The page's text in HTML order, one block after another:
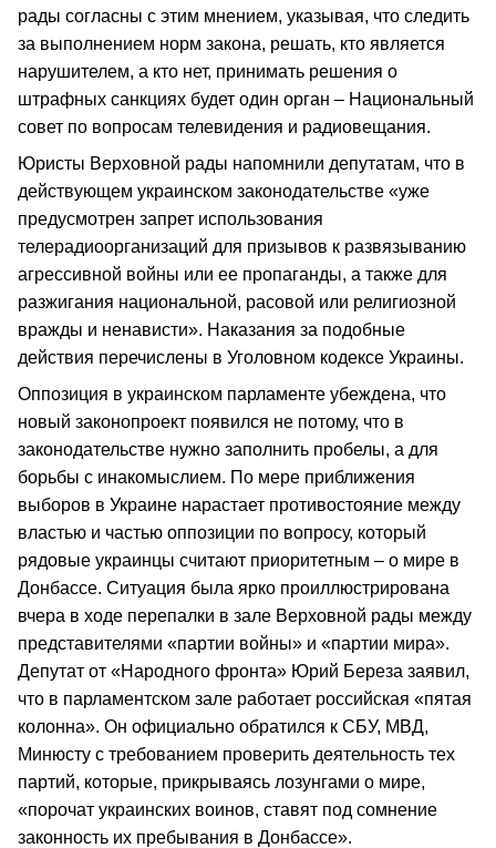
рады согласны с этим мнением, указывая, что следить
за выполнением норм закона, решать, кто является
нарушителем, а кто нет, принимать решения о
штрафных санкциях будет один орган – Национальный
совет по вопросам телевидения и радиовещания.
Юристы Верховной рады напомнили депутатам, что в
действующем украинском законодательстве «уже
предусмотрен запрет использования
телерадиоорганизаций для призывов к развязыванию
агрессивной войны или ее пропаганды, а также для
разжигания национальной, расовой или религиозной
вражды и ненависти». Наказания за подобные
действия перечислены в Уголовном кодексе Украины.
Оппозиция в украинском парламенте убеждена, что
новый законопроект появился не потому, что в
законодательстве нужно заполнить пробелы, а для
борьбы с инакомыслием. По мере приближения
выборов в Украине нарастает противостояние между
властью и частью оппозиции по вопросу, который
рядовые украинцы считают приоритетным – о мире в
Донбассе. Ситуация была ярко проиллюстрирована
вчера в ходе перепалки в зале Верховной рады между
представителями «партии войны» и «партии мира».
Депутат от «Народного фронта» Юрий Береза заявил,
что в парламентском зале работает российская «пятая
колонна». Он официально обратился к СБУ, МВД,
Минюсту с требованием проверить деятельность тех
партий, которые, прикрываясь лозунгами о мире,
«порочат украинских воинов, ставят под сомнение
законность их пребывания в Донбассе».